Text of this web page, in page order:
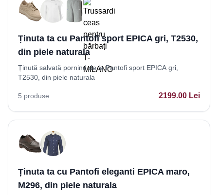
Ținuta ta cu Pantofi sport EPICA gri, T2530,
din piele naturala
Ținută salvată pornind de la Pantofi sport EPICA gri,
T2530, din piele naturala
5 produse 2199.00 Lei
Ținuta ta cu Pantofi eleganti EPICA maro,
M296, din piele naturala